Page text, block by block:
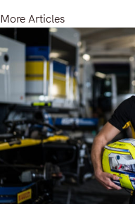
More Articles